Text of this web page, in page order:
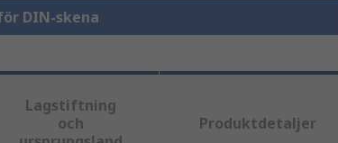
DIN-skena
Lagstiftning
och
Produktdetaljer